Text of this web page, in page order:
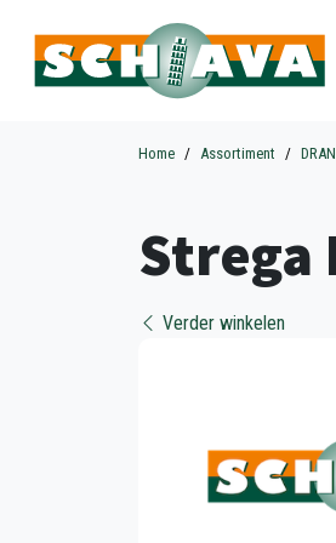
Home Assortiment
Strega
Verder winkelen